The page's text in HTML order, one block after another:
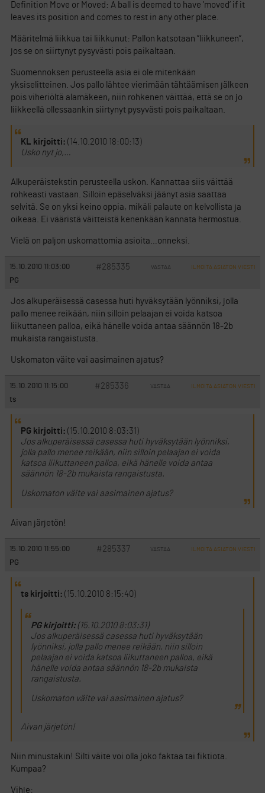
Definition Move or Moved: A ball is deemed to have ’moved’ if it
leaves its position and comes to rest in any other place.
Määritelmä liikkua tai liikkunut: Pallon katsotaan ”liikkuneen”,
jos se on siirtynyt pysyvästi pois paikaltaan.
Suomennoksen perusteella asia ei ole mitenkään
yksiselitteinen. Jos pallo lähtee vierimään tähtäämisen jälkeen
pois viheriöltä alamäkeen, niin rohkenen väittää, että se on jo
liikkeellä ollessaankin siirtynyt pysyvästi pois paikaltaan.
KL kirjoitti: (14.10.2010 18:00:13)
Usko nyt jo,…
Alkuperäistekstin perusteella uskon. Kannattaa siis väittää
rohkeasti vastaan. Silloin epäselväksi jäänyt asia saattaa
selvitä. Se on yksi keino oppia, mikäli palaute on kelvollista ja
oikeaa. Ei vääristä väitteistä kenenkään kannata hermostua.
Vielä on paljon uskomattomia asioita…onneksi.
15.10.2010 11:03:00 #285335 VASTAA ILMOITA ASIATON VIESTI
PG
Jos alkuperäisessä casessa huti hyväksytään lyönniksi, jolla
pallo menee reikään, niin silloin pelaajan ei voida katsoa
liikuttaneen palloa, eikä hänelle voida antaa säännön 18-2b
mukaista rangaistusta.
Uskomaton väite vai aasimainen ajatus?
15.10.2010 11:15:00 #285336 VASTAA ILMOITA ASIATON VIESTI
ts
PG kirjoitti: (15.10.2010 8:03:31)
Jos alkuperäisessä casessa huti hyväksytään lyönniksi,
jolla pallo menee reikään, niin silloin pelaajan ei voida
katsoa liikuttaneen palloa, eikä hänelle voida antaa
säännön 18-2b mukaista rangaistusta.
Uskomaton väite vai aasimainen ajatus?
Aivan järjetön!
15.10.2010 11:55:00 #285337 VASTAA ILMOITA ASIATON VIESTI
PG
ts kirjoitti: (15.10.2010 8:15:40)
PG kirjoitti:(15.10.2010 8:03:31)
Jos alkuperäisessä casessa huti hyväksytään
lyönniksi, jolla pallo menee reikään, niin silloin
pelaajan ei voida katsoa liikuttaneen palloa, eikä
hänelle voida antaa säännön 18-2b mukaista
rangaistusta.
Uskomaton väite vai aasimainen ajatus?
Aivan järjetön!
Niin minustakin! Silti väite voi olla joko faktaa tai fiktiota.
Kumpaa?
Vihje: